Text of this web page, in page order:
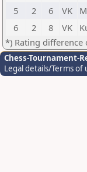
5
2 6 VK
6
2 8 VK
*) Rating difference
Chess-Tournament-
Legal details/Terms of